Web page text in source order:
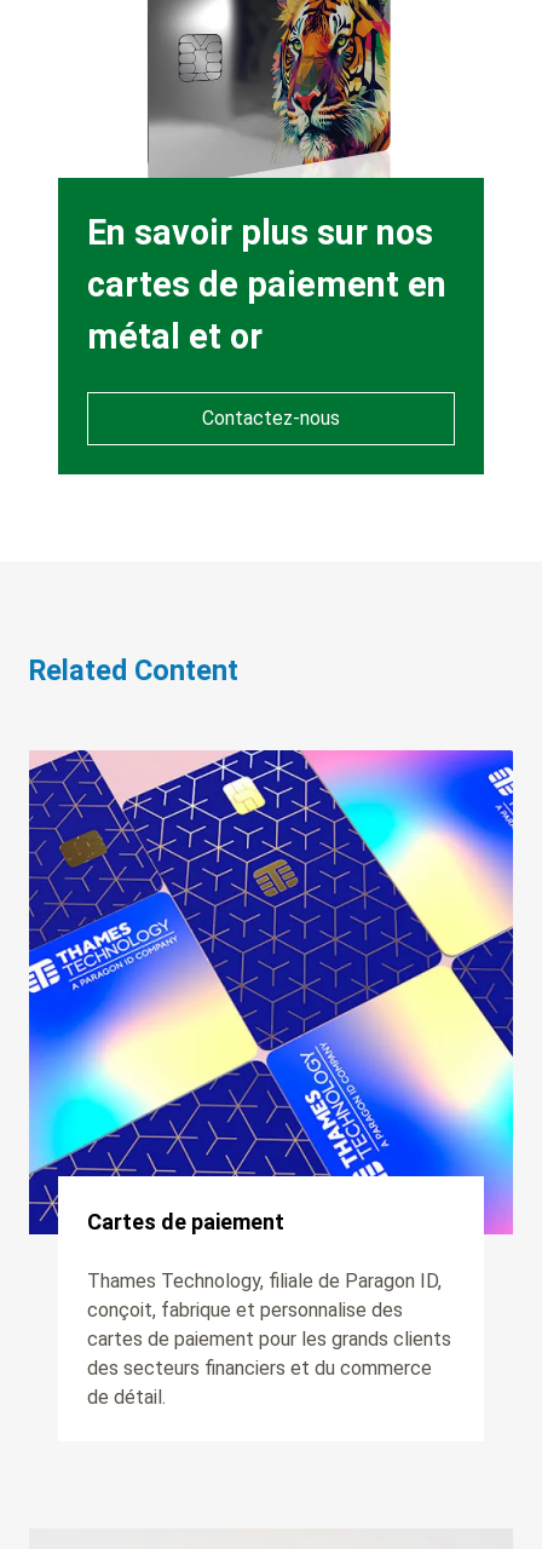
Heading
En savoir plus sur nos
cartes de paiement en
métal et or
Contactez-nous
Related Content
Cartes de paiement
Thames Technology, filiale de Paragon ID,
conçoit, fabrique et personnalise des
cartes de paiement pour les grands clients
des secteurs financiers et du commerce
de détail.